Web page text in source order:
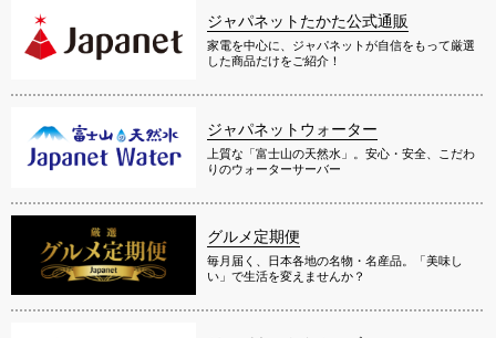
ジャパネットたかた公式通販
家電を中心に、ジャパネットが自信をもって厳選
した商品だけをご紹介！
ジャパネットウォーター
上質な「富士山の天然水」。安心・安全、こだわ
りのウォーターサーバー
グルメ定期便
毎月届く、日本各地の名物・名産品。「美味し
い」で生活を変えませんか？